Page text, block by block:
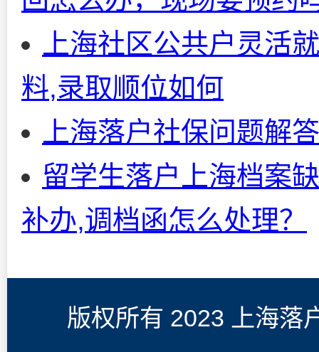
上海社区公共户灵活
料,录取顺位如何
上海落户社保问题解
留学生落户上海档案
补办,调档函怎么处理？
版权所有 2023 上海落